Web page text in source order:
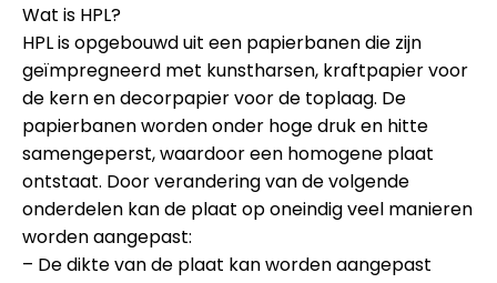
Wat is HPL?
HPL is opgebouwd uit een papierbanen die zijn
geïmpregneerd met kunstharsen, kraftpapier voor
de kern en decorpapier voor de toplaag. De
papierbanen worden onder hoge druk en hitte
samengeperst, waardoor een homogene plaat
ontstaat. Door verandering van de volgende
onderdelen kan de plaat op oneindig veel manieren
worden aangepast:
– De dikte van de plaat kan worden aangepast